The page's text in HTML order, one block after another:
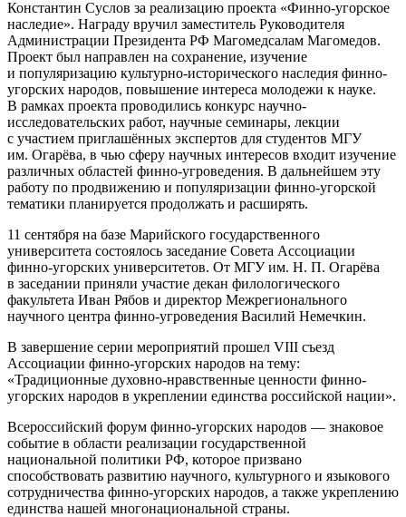
Константин Суслов за реализацию проекта «Финно-угорское
наследие». Награду вручил заместитель Руководителя
Администрации Президента РФ Магомедсалам Магомедов.
Проект был направлен на сохранение, изучение
и популяризацию культурно-исторического наследия финно-
угорских народов, повышение интереса молодежи к науке.
В рамках проекта проводились конкурс научно-
исследовательских работ, научные семинары, лекции
с участием приглашённых экспертов для студентов МГУ
им. Огарёва, в чью сферу научных интересов входит изучение
различных областей финно-угроведения. В дальнейшем эту
работу по продвижению и популяризации финно-угорской
тематики планируется продолжать и расширять.
11 сентября на базе Марийского государственного
университета состоялось заседание Совета Ассоциации
финно-угорских университетов. От МГУ им. Н. П. Огарёва
в заседании приняли участие декан филологического
факультета Иван Рябов и директор Межрегионального
научного центра финно-угроведения Василий Немечкин.
В завершение серии мероприятий прошел VIII съезд
Ассоциации финно-угорских народов на тему:
«Традиционные духовно-нравственные ценности финно-
угорских народов в укреплении единства российской нации».
Всероссийский форум финно-угорских народов — знаковое
событие в области реализации государственной
национальной политики РФ, которое призвано
способствовать развитию научного, культурного и языкового
сотрудничества финно-угорских народов, а также укреплению
единства нашей многонациональной страны.